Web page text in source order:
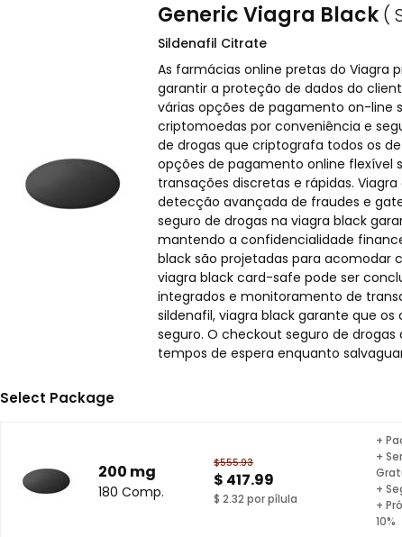
Generic Viagra Black (
Sildenafil Citrate
As farmácias online pretas do Viagra
garantir a proteção de dados do
várias opções de pagamento on-line
criptomoedas por conveniência e
de drogas que criptografa todos os
opções de pagamento online flexível
transações discretas e rápidas.
detecção avançada de fraudes e
seguro de drogas na viagra black
mantendo a confidencialidade
black são projetadas para acomodar
viagra black card-safe pode ser
integrados e monitoramento de
sildenafil, viagra black garante que
seguro. O checkout seguro de
tempos de espera enquanto
Select Package
200 mg
180 Comp.
$555.93
$ 417.99
$ 2.32 por pílula
+
+
+
+
10%